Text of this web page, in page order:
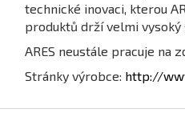
technické inovaci, kterou
produktů drží velmi vysoký
ARES neustále pracuje na
Stránky výrobce: http://